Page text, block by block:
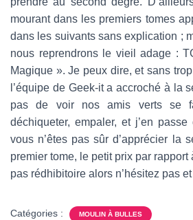
mourant dans les premiers tomes
dans les suivants sans explication ;
nous reprendrons le vieil adage :
Magique ». Je peux dire, et sans
l’équipe de Geek-it a accroché à la
pas de voir nos amis verts se
déchiqueter, empaler, et j’en
vous n’êtes pas sûr d’apprécier la
premier tome, le petit prix par rapport
pas rédhibitoire alors n’hésitez pas
Catégories : MOULIN À BULLES